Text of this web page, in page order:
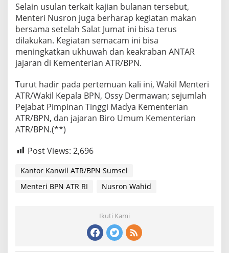
Selain usulan terkait kajian bulanan tersebut,
Menteri Nusron juga berharap kegiatan makan
bersama setelah Salat Jumat ini bisa terus
dilakukan. Kegiatan semacam ini bisa
meningkatkan ukhuwah dan keakraban ANTAR
jajaran di Kementerian ATR/BPN.
Turut hadir pada pertemuan kali ini, Wakil Menteri
ATR/Wakil Kepala BPN, Ossy Dermawan; sejumlah
Pejabat Pimpinan Tinggi Madya Kementerian
ATR/BPN, dan jajaran Biro Umum Kementerian
ATR/BPN.(**)
Post Views: 2,696
Kantor Kanwil ATR/BPN Sumsel
Menteri BPN ATR RI
Nusron Wahid
Ikuti Kami